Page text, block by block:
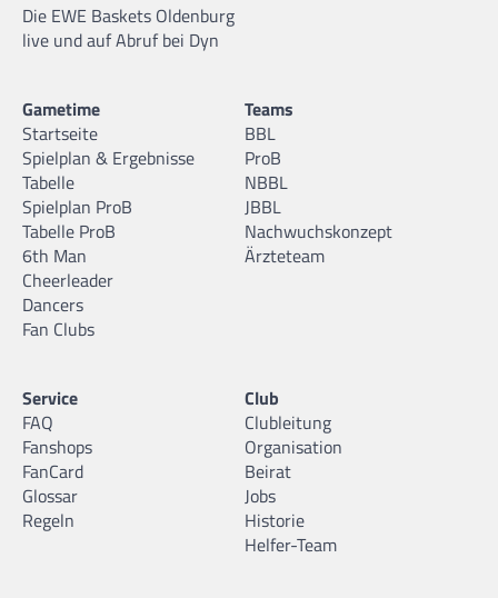
Die EWE Baskets Oldenburg
live und auf Abruf bei Dyn
Gametime
Startseite
Spielplan & Ergebnisse
Tabelle
Spielplan ProB
Tabelle ProB
6th Man
Cheerleader
Dancers
Fan Clubs
Teams
BBL
ProB
NBBL
JBBL
Nachwuchskonzept
Ärzteteam
Service
FAQ
Fanshops
FanCard
Glossar
Regeln
Club
Clubleitung
Organisation
Beirat
Jobs
Historie
Helfer-Team